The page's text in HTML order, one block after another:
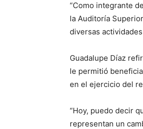
“Como integrante
la Auditoría
diversas
Guadalupe Díaz
le permitió
en el ejercicio del
“Hoy, puedo decir
representan un